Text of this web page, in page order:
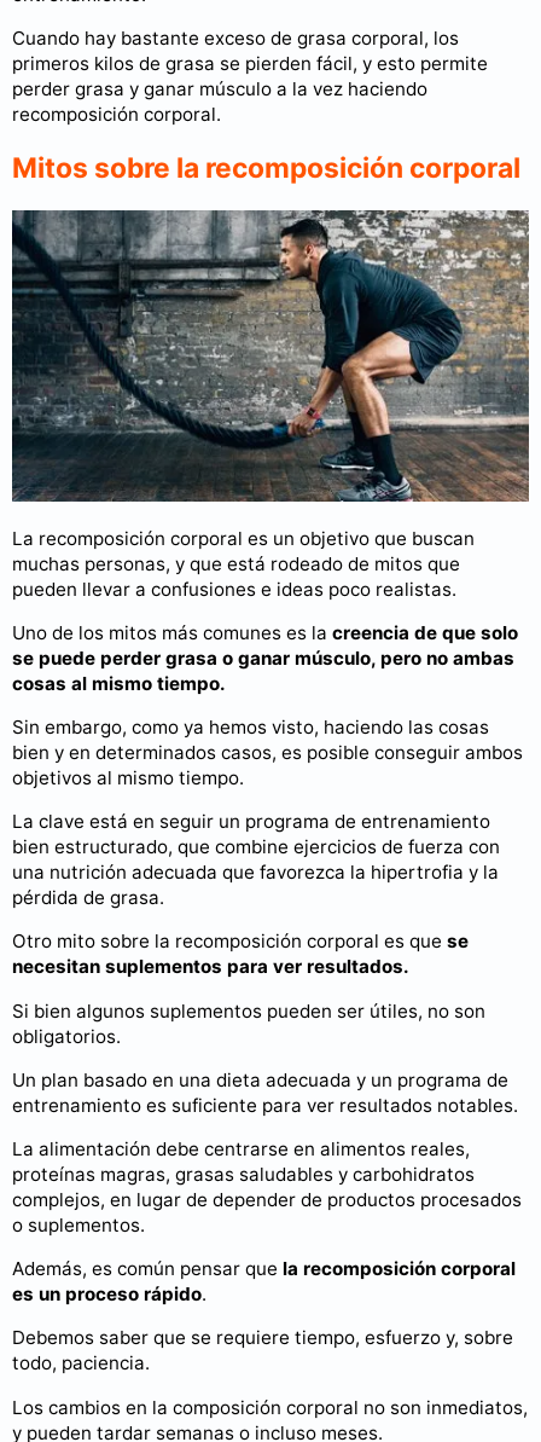
Cuando hay bastante exceso de grasa corporal, los
primeros kilos de grasa se pierden fácil, y esto permite
perder grasa y ganar músculo a la vez haciendo
recomposición corporal.
Mitos sobre la recomposición corporal
La recomposición corporal es un objetivo que buscan
muchas personas, y que está rodeado de mitos que
pueden llevar a confusiones e ideas poco realistas.
Uno de los mitos más comunes es la creencia de que solo
se puede perder grasa o ganar músculo, pero no ambas
cosas al mismo tiempo.
Sin embargo, como ya hemos visto, haciendo las cosas
bien y en determinados casos, es posible conseguir ambos
objetivos al mismo tiempo.
La clave está en seguir un programa de entrenamiento
bien estructurado, que combine ejercicios de fuerza con
una nutrición adecuada que favorezca la hipertrofia y la
pérdida de grasa.
Otro mito sobre la recomposición corporal es que se
necesitan suplementos para ver resultados.
Si bien algunos suplementos pueden ser útiles, no son
obligatorios.
Un plan basado en una dieta adecuada y un programa de
entrenamiento es suficiente para ver resultados notables.
La alimentación debe centrarse en alimentos reales,
proteínas magras, grasas saludables y carbohidratos
complejos, en lugar de depender de productos procesados
o suplementos.
Además, es común pensar que la recomposición corporal
es un proceso rápido.
Debemos saber que se requiere tiempo, esfuerzo y, sobre
todo, paciencia.
Los cambios en la composición corporal no son inmediatos,
y pueden tardar semanas o incluso meses.